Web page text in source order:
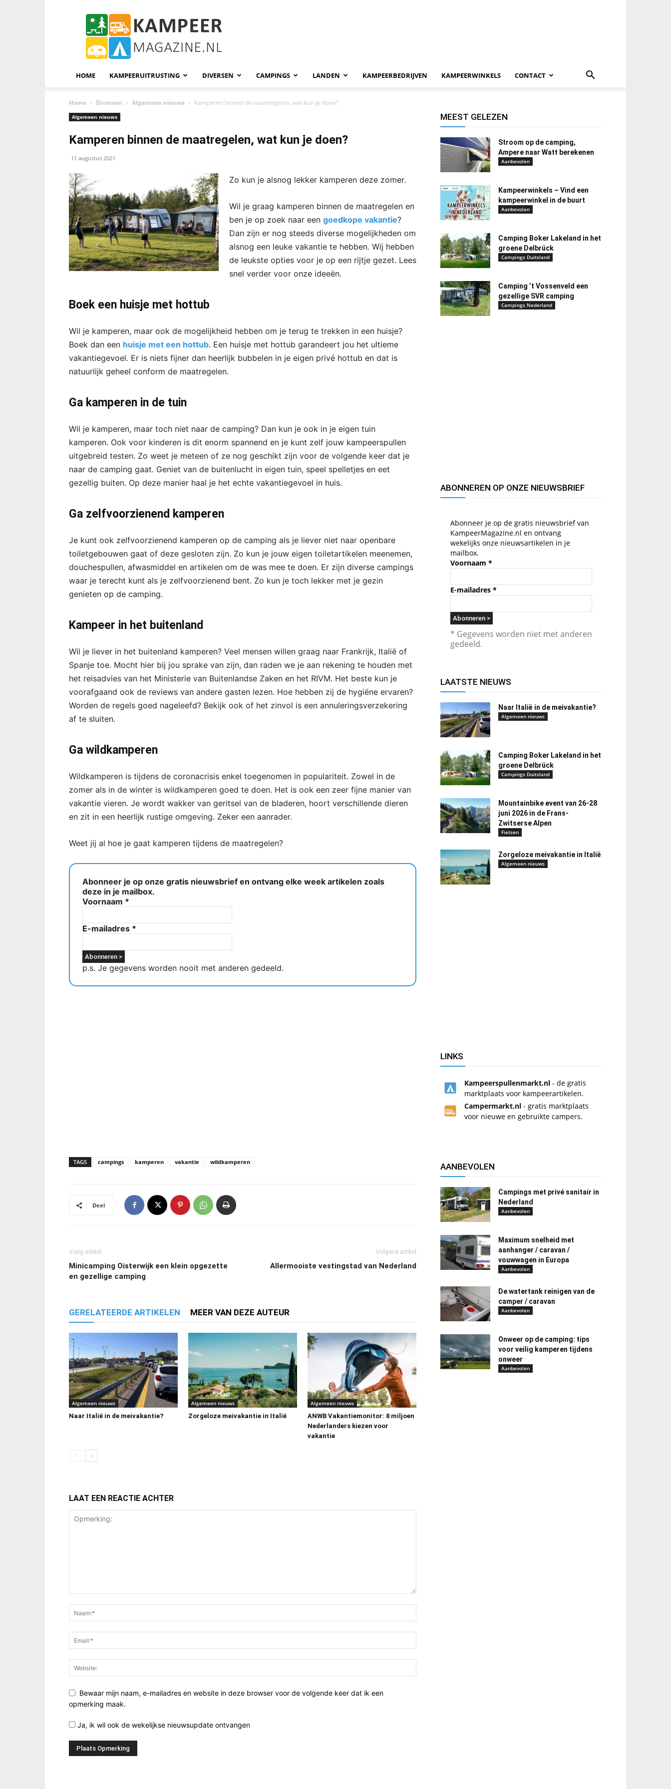
KampeerMagazine
HOME KAMPEERUITRUSTING DIVERSEN CAMPINGS LANDEN KAMPEERBEDRIJVEN KAMPEERWINKELS CONTACT
Home Diversen Algemeen nieuws Kamperen binnen de maatregelen, wat kun je doen?
Algemeen nieuws
Kamperen binnen de maatregelen, wat kun je doen?
11 augustus 2021
Zo kun je alsnog lekker kamperen deze zomer.
Wil je graag kamperen binnen de maatregelen en
ben je op zoek naar een goedkope vakantie?
Dan zijn er nog steeds diverse mogelijkheden om
alsnog een leuke vakantie te hebben. Wij hebben
de leukste opties voor je op een rijtje gezet. Lees
snel verder voor onze ideeën.
Boek een huisje met hottub
Wil je kamperen, maar ook de mogelijkheid hebben om je terug te trekken in een huisje?
Boek dan een huisje met een hottub. Een huisje met hottub garandeert jou het ultieme
vakantiegevoel. Er is niets fijner dan heerlijk bubbelen in je eigen privé hottub en dat is
natuurlijk geheel conform de maatregelen.
Ga kamperen in de tuin
Wil je kamperen, maar toch niet naar de camping? Dan kun je ook in je eigen tuin
kamperen. Ook voor kinderen is dit enorm spannend en je kunt zelf jouw kampeerspullen
uitgebreid testen. Zo weet je meteen of ze nog geschikt zijn voor de volgende keer dat je
naar de camping gaat. Geniet van de buitenlucht in eigen tuin, speel spelletjes en eet
gezellig buiten. Op deze manier haal je het echte vakantiegevoel in huis.
Ga zelfvoorzienend kamperen
Je kunt ook zelfvoorzienend kamperen op de camping als je liever niet naar openbare
toiletgebouwen gaat of deze gesloten zijn. Zo kun je jouw eigen toiletartikelen meenemen,
douchespullen, afwasmiddel en artikelen om de was mee te doen. Er zijn diverse campings
waar je terecht kunt als je zelfvoorzienend bent. Zo kun je toch lekker met je gezin
genieten op de camping.
Kampeer in het buitenland
Wil je liever in het buitenland kamperen? Veel mensen willen graag naar Frankrijk, Italië of
Spanje toe. Mocht hier bij jou sprake van zijn, dan raden we je aan rekening te houden met
het reisadvies van het Ministerie van Buitenlandse Zaken en het RIVM. Het beste kun je
voorafgaand ook de reviews van andere gasten lezen. Hoe hebben zij de hygiëne ervaren?
Worden de regels goed nageleefd? Bekijk ook of het zinvol is een annuleringsverzekering
af te sluiten.
Ga wildkamperen
Wildkamperen is tijdens de coronacrisis enkel toegenomen in populariteit. Zowel in de
zomer als in de winter is wildkamperen goed te doen. Het is ook een zeer fijne manier van
vakantie vieren. Je wordt wakker van geritsel van de bladeren, hoort verschillende dieren
en zit in een heerlijk rustige omgeving. Zeker een aanrader.
Weet jij al hoe je gaat kamperen tijdens de maatregelen?
Abonneer je op onze gratis nieuwsbrief en ontvang elke week artikelen zoals
deze in je mailbox.
Voornaam *
E-mailadres *
p.s. Je gegevens worden nooit met anderen gedeeld.
TAGS campings kamperen vakantie wildkamperen
Deel
Vorig artikel
Minicamping Oisterwijk een klein opgezette
en gezellige camping
Volgend artikel
Allermooiste vestingstad van Nederland
GERELATEERDE ARTIKELEN MEER VAN DEZE AUTEUR
Algemeen nieuws
Naar Italië in de meivakantie?
Algemeen nieuws
Zorgeloze meivakantie in Italië
Algemeen nieuws
ANWB Vakantiemonitor: 8 miljoen
Nederlanders kiezen voor
vakantie
LAAT EEN REACTIE ACHTER
Bewaar mijn naam, e-mailadres en website in deze browser voor de volgende keer dat ik een
opmerking maak.
Ja, ik wil ook de wekelijkse nieuwsupdate ontvangen
MEEST GELEZEN
Stroom op de camping,
Ampere naar Watt berekenen
Aanbevolen
Kampeerwinkels – Vind een
kampeerwinkel in de buurt
Aanbevolen
Camping Boker Lakeland in het
groene Delbrück
Campings Duitsland
Camping ’t Vossenveld een
gezellige SVR camping
Campings Nederland
ABONNEREN OP ONZE NIEUWSBRIEF
Abonneer je op de gratis nieuwsbrief van
KampeerMagazine.nl en ontvang
wekelijks onze nieuwsartikelen in je
mailbox.
Voornaam *
E-mailadres *
* Gegevens worden niet met anderen
gedeeld.
LAATSTE NIEUWS
Naar Italië in de meivakantie?
Algemeen nieuws
Camping Boker Lakeland in het
groene Delbrück
Campings Duitsland
Mountainbike event van 26-28
juni 2026 in de Frans-
Zwitserse Alpen
Fietsen
Zorgeloze meivakantie in Italië
Algemeen nieuws
LINKS
Kampeerspullenmarkt.nl - de gratis
marktplaats voor kampeerartikelen.
Campermarkt.nl - gratis marktplaats
voor nieuwe en gebruikte campers.
AANBEVOLEN
Campings met privé sanitair in
Nederland
Aanbevolen
Maximum snelheid met
aanhanger / caravan /
vouwwagen in Europa
Aanbevolen
De watertank reinigen van de
camper / caravan
Aanbevolen
Onweer op de camping: tips
voor veilig kamperen tijdens
onweer
Aanbevolen